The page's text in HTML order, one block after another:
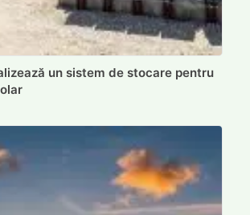
un sistem de stocare pentru